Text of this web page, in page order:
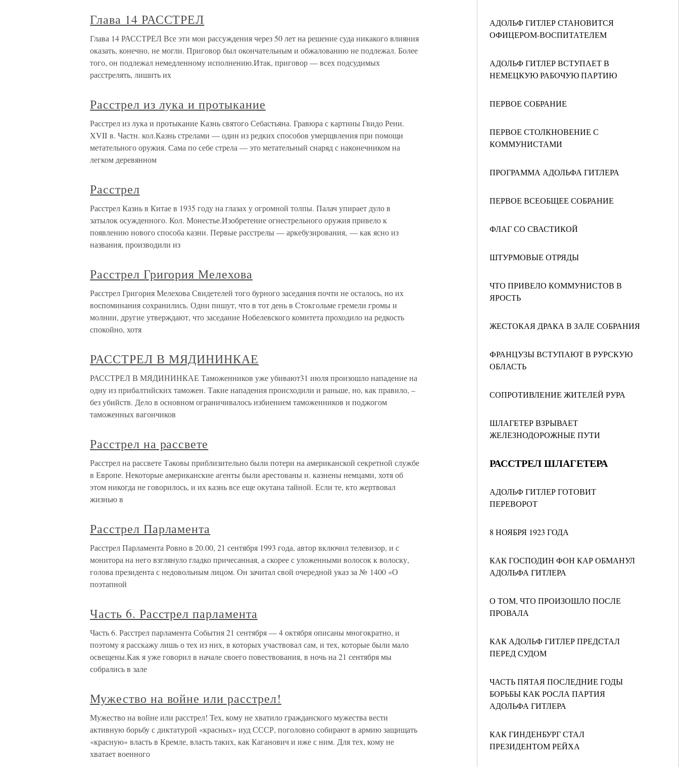
АДОЛЬФ ГИТЛЕР СТАНОВИТСЯ
ОФИЦЕРОМ-ВОСПИТАТЕЛЕМ
АДОЛЬФ ГИТЛЕР ВСТУПАЕТ В
НЕМЕЦКУЮ РАБОЧУЮ ПАРТИЮ
ПЕРВОЕ СОБРАНИЕ
ПЕРВОЕ СТОЛКНОВЕНИЕ С
КОММУНИСТАМИ
ПРОГРАММА АДОЛЬФА ГИТЛЕРА
ПЕРВОЕ ВСЕОБЩЕЕ СОБРАНИЕ
ФЛАГ СО СВАСТИКОЙ
ШТУРМОВЫЕ ОТРЯДЫ
ЧТО ПРИВЕЛО КОММУНИСТОВ В
ЯРОСТЬ
ЖЕСТОКАЯ ДРАКА В ЗАЛЕ СОБРАНИЯ
ФРАНЦУЗЫ ВСТУПАЮТ В РУРСКУЮ
ОБЛАСТЬ
СОПРОТИВЛЕНИЕ ЖИТЕЛЕЙ РУРА
ШЛАГЕТЕР ВЗРЫВАЕТ
ЖЕЛЕЗНОДОРОЖНЫЕ ПУТИ
РАССТРЕЛ ШЛАГЕТЕРА
АДОЛЬФ ГИТЛЕР ГОТОВИТ
ПЕРЕВОРОТ
8 НОЯБРЯ 1923 ГОДА
КАК ГОСПОДИН ФОН КАР ОБМАНУЛ
АДОЛЬФА ГИТЛЕРА
О ТОМ, ЧТО ПРОИЗОШЛО ПОСЛЕ
ПРОВАЛА
КАК АДОЛЬФ ГИТЛЕР ПРЕДСТАЛ
ПЕРЕД СУДОМ
ЧАСТЬ ПЯТАЯ ПОСЛЕДНИЕ ГОДЫ
БОРЬБЫ КАК РОСЛА ПАРТИЯ
АДОЛЬФА ГИТЛЕРА
КАК ГИНДЕНБУРГ СТАЛ
ПРЕЗИДЕНТОМ РЕЙХА
Глава 14 РАССТРЕЛ
Глава 14 РАССТРЕЛ Все эти мои рассуждения через 50 лет на решение суда никакого влияния
оказать, конечно, не могли. Приговор был окончательным и обжалованию не подлежал. Более
того, он подлежал немедленному исполнению.Итак, приговор — всех подсудимых
расстрелять, лишить их
Расстрел из лука и протыкание
Расстрел из лука и протыкание Казнь святого Себастьяна. Гравюра с картины Гвидо Рени.
XVII в. Частн. кол.Казнь стрелами — один из редких способов умерщвления при помощи
метательного оружия. Сама по себе стрела — это метательный снаряд с наконечником на
легком деревянном
Расстрел
Расстрел Казнь в Китае в 1935 году на глазах у огромной толпы. Палач упирает дуло в
затылок осужденного. Кол. Монестье.Изобретение огнестрельного оружия привело к
появлению нового способа казни. Первые расстрелы — аркебузирования, — как ясно из
названия, производили из
Расстрел Григория Мелехова
Расстрел Григория Мелехова Свидетелей того бурного заседания почти не осталось, но их
воспоминания сохранились. Одни пишут, что в тот день в Стокгольме гремели громы и
молнии, другие утверждают, что заседание Нобелевского комитета проходило на редкость
спокойно, хотя
РАССТРЕЛ В МЯДИНИНКАЕ
РАССТРЕЛ В МЯДИНИНКАЕ Таможенников уже убивают31 июля произошло нападение на
одну из прибалтийских таможен. Такие нападения происходили и раньше, но, как правило, –
без убийств. Дело в основном ограничивалось избиением таможенников и поджогом
таможенных вагончиков
Расстрел на рассвете
Расстрел на рассвете Таковы приблизительно были потери на американской секретной службе
в Европе. Некоторые американские агенты были арестованы и. казнены немцами, хотя об
этом никогда не говорилось, и их казнь все еще окутана тайной. Если те, кто жертвовал
жизнью в
Расстрел Парламента
Расстрел Парламента Ровно в 20.00, 21 сентября 1993 года, автор включил телевизор, и с
монитора на него взглянуло гладко причесанная, а скорее с уложенными волосок к волоску,
голова президента с недовольным лицом. Он зачитал свой очередной указ за № 1400 «О
поэтапной
Часть 6. Расстрел парламента
Часть 6. Расстрел парламента События 21 сентября — 4 октября описаны многократно, и
поэтому я расскажу лишь о тех из них, в которых участвовал сам, и тех, которые были мало
освещены.Как я уже говорил в начале своего повествования, в ночь на 21 сентября мы
собрались в зале
Мужество на войне или расстрел!
Мужество на войне или расстрел! Тех, кому не хватило гражданского мужества вести
активную борьбу с диктатурой «красных» иуд СССР, поголовно собирают в армию защищать
«красную» власть в Кремле, власть таких, как Каганович и иже с ним. Для тех, кому не
хватает военного